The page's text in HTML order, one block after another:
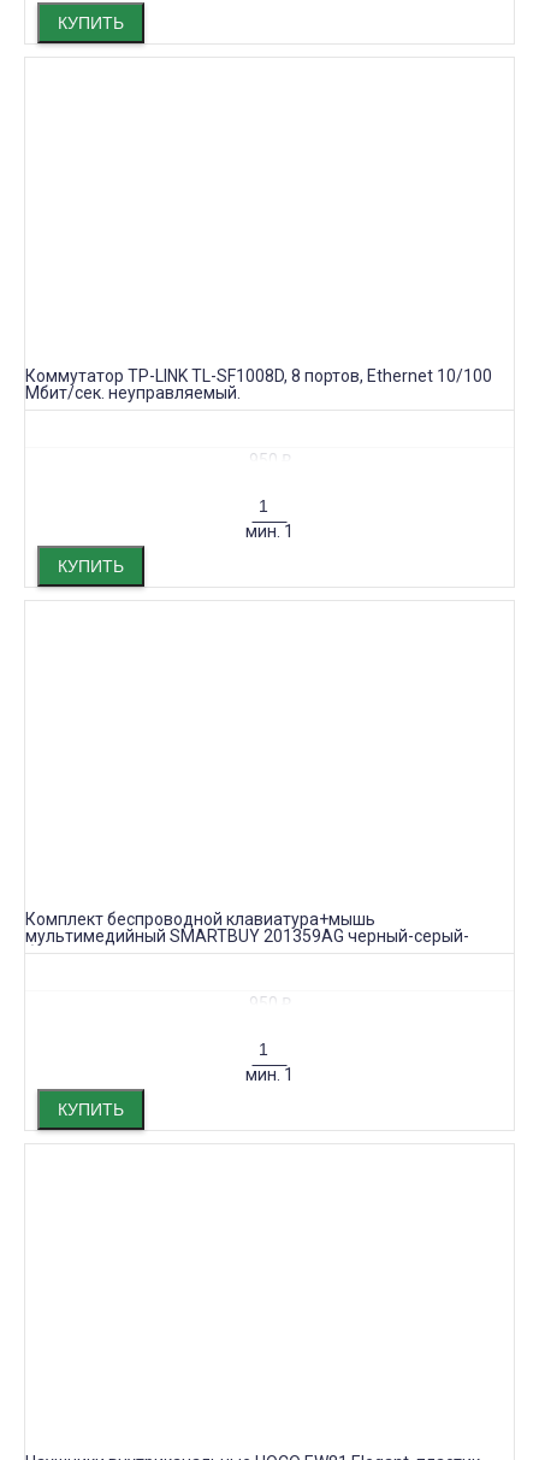
КУПИТЬ
Коммутатор TP-LINK TL-SF1008D, 8 портов, Ethernet 10/100
Мбит/сек. неуправляемый.
950 ₽
мин. 1
КУПИТЬ
Комплект беспроводной клавиатура+мышь
мультимедийный SMARTBUY 201359AG черный-серый-
белый
950 ₽
мин. 1
КУПИТЬ